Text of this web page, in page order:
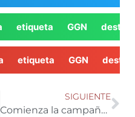
etiqueta GGN
etiqueta GGN
SIGUIENTE
Comienza la campaña de pimiento y con ellas los trasplantes